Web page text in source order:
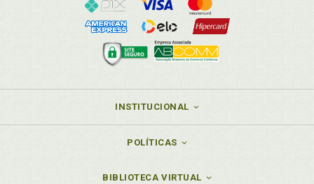
INSTITUCIONAL
POLÍTICAS
BIBLIOTECA VIRTUAL